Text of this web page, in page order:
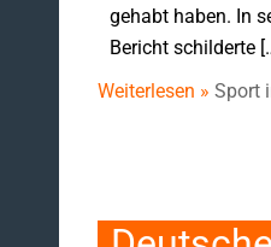
gehabt haben. In
Bericht schilderte
Weiterlesen » Sport